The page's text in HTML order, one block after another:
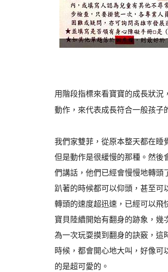
用階段指標來看寶寶的成長狀
動作，來代表成長符合一般孩子
我們家雙菲，從原本整天都在睡
但是動作是很緩慢的那種。然後
們講話，他們已經會慢慢地轉頭
趴著的時候都可以仰頭，甚至
轉頭的速度超迅速，已經可以飛
寶貝陸續開始有翻身的跡象，
為一次玩耍摸到翻身的訣竅，這
時候，都會開心地大叫，好像
的是超可愛的。